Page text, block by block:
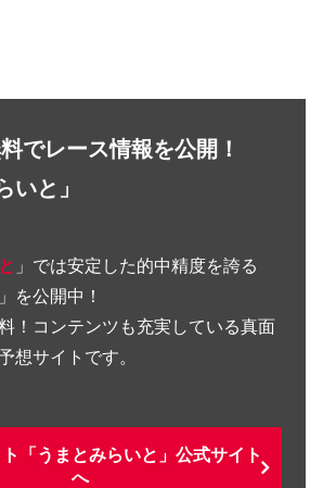
でレース情報を公開！
いと」
」では安定した的中精度を誇る
を公開中！
！コンテンツも充実している真面
想サイトです。
「うまとみらいと」公式サイト
へ